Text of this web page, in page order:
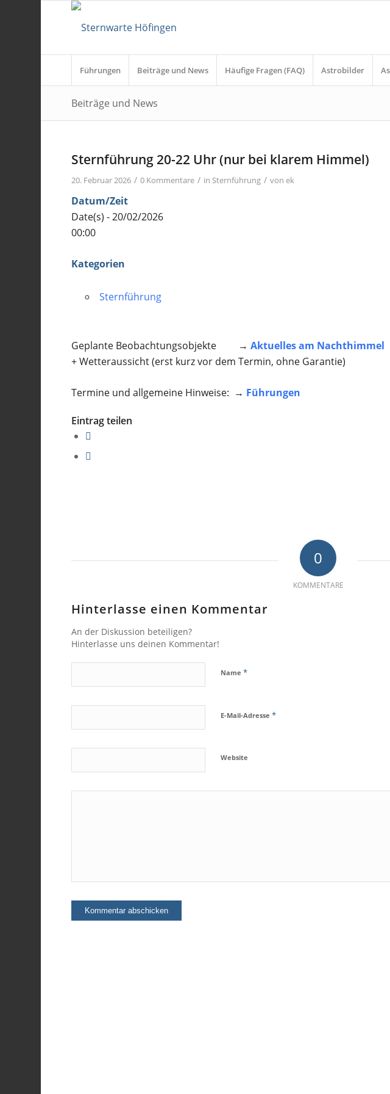
Führungen Beiträge und News Häufige Fragen (FAQ) Astrobilder
Beiträge und News
Sternführung 20-22 Uhr (nur bei klarem Himmel)
20. Februar 2026 / 0 Kommentare / in Sternführung / vonek
Datum/Zeit
Date(s) - 20/02/2026
00:00
Kategorien
Sternführung
Geplante Beobachtungsobjekte →Aktuelles am Nachthimmel
+ Wetteraussicht (erst kurz vor dem Termin, ohne Garantie)
Termine und allgemeine Hinweise: → Führungen
Eintrag teilen
0
KOMMENTARE
Hinterlasse einen Kommentar
An der Diskussion beteiligen?
Hinterlasse uns deinen Kommentar!
Name*
E-Mail-Adresse*
Website